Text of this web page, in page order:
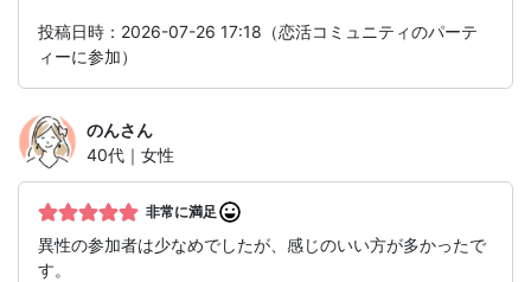
投稿日時：2026-07-26 17:18（恋活コミュニティのパーテ
ィーに参加）
のんさん
40代｜女性
非常に満足
異性の参加者は少なめでしたが、感じのいい方が多かったで
す。